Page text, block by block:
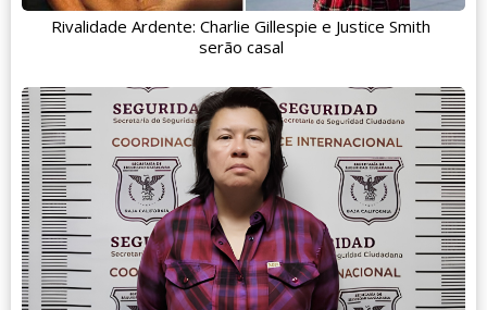
Rivalidade Ardente: Charlie Gillespie e Justice Smith
serão casal